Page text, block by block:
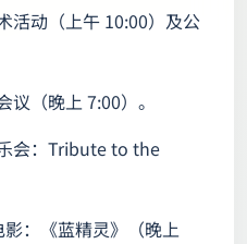
活动（上午 10:00）及公
议（晚上 7:00）。
会：Tribute to the
：《蓝精灵》（晚上